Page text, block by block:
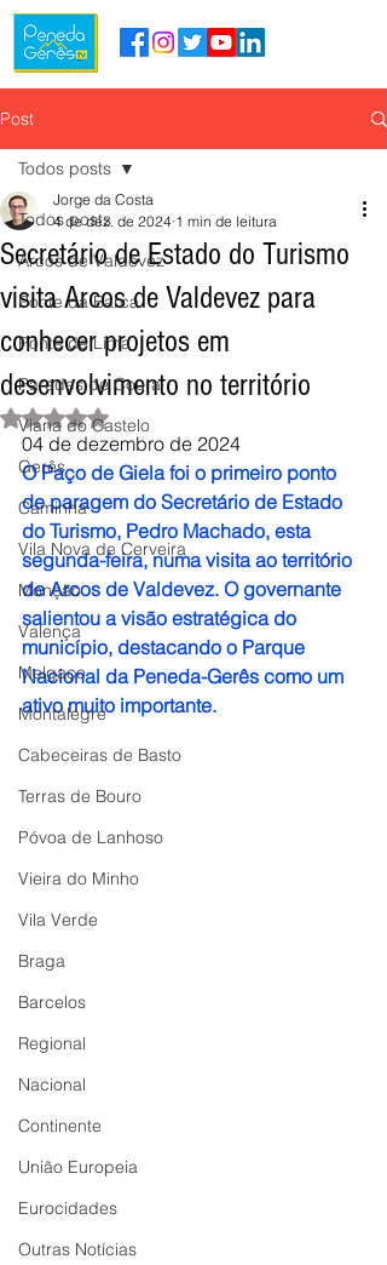
Post
Todos posts
Arcos de Valdevez
Ponte da Barca
Ponte de Lima
Paredes de Coura
Viana do Castelo
Gerês
Caminha
Vila Nova de Cerveira
Monção
Valença
Melgaço
Montalegre
Cabeceiras de Basto
Terras de Bouro
Póvoa de Lanhoso
Vieira do Minho
Vila Verde
Braga
Barcelos
Regional
Nacional
Continente
União Europeia
Eurocidades
Outras Notícias
Todos posts
Secretário de Estado do Turismo
visita Arcos de Valdevez para
conhecer projetos em
desenvolvimento no território
Jorge da Costa
4 de dez. de 2024 1 min de leitura
Avaliado com NaN de 5 estrelas.
04 de dezembro de 2024
O Paço de Giela foi o primeiro ponto
de paragem do Secretário de Estado
do Turismo, Pedro Machado, esta
segunda-feira, numa visita ao território
de Arcos de Valdevez. O governante
salientou a visão estratégica do
município, destacando o Parque
Nacional da Peneda-Gerês como um
ativo muito importante.